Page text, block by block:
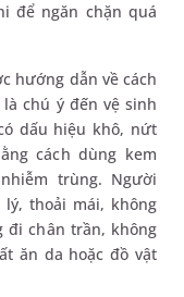
để ngăn chặn quá
hướng dẫn về cách
chú ý đến vệ sinh
dấu hiệu khô, nứt
cách dùng kem
trùng. Người
thoải mái, không
đi chân trần, không
ăn da hoặc đồ vật